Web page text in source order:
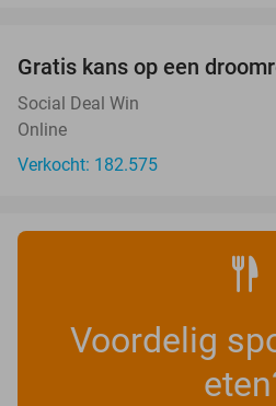
Gratis kans op een
Social Deal Win
Online
Verkocht: 182.575
Voordelig